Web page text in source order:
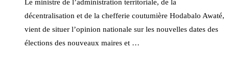
Le ministre de l’administration territoriale, de la
décentralisation et de la chefferie coutumière Hodabalo Awaté,
vient de situer l’opinion nationale sur les nouvelles dates des
élections des nouveaux maires et …